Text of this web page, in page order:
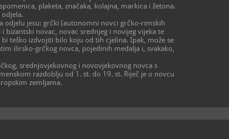
plaketa, značaka, kolajna, markica i žetona.
odjelu jesu: grčki (autonomni novci grčko-rimskih
novac, novac srednjeg i novijeg vijeka te
teško izdvojiti bilo koju od tih cjelina. Ipak, može se
ilirsko-grčkog novca, pojedinih medalja i, svakako,
srednjovjekovnog i novovjekovnog novca s
razdoblju od 1. st. do 19. st. Riječ je o novcu
zemljama.